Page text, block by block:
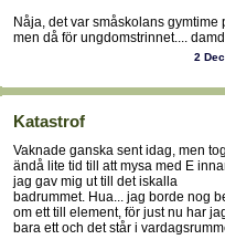
Nåja, det var småskolans
men då för ungdomstrinnet....
2
Katastrof
Vaknade ganska sent idag, men
ändå lite tid till att mysa med E
jag gav mig ut till det iskalla
badrummet. Hua... jag borde nog
om ett till element, för just nu har
bara ett och det står i